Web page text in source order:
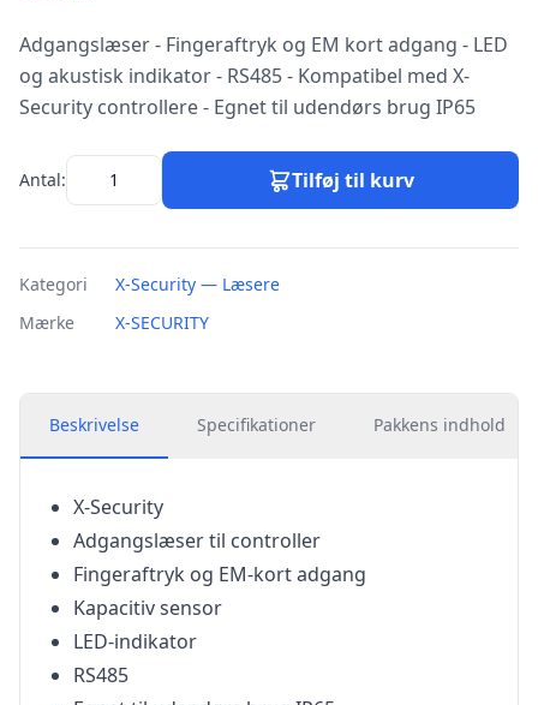
Adgangslæser - Fingeraftryk og EM kort adgang - LED
og akustisk indikator - RS485 - Kompatibel med X-
Security controllere - Egnet til udendørs brug IP65
Antal: Tilføj til kurv
Kategori
X-Security — Læsere
Mærke
X-SECURITY
Beskrivelse Specifikationer Pakkens indhold
X-Security
Adgangslæser til controller
Fingeraftryk og EM-kort adgang
Kapacitiv sensor
LED-indikator
RS485